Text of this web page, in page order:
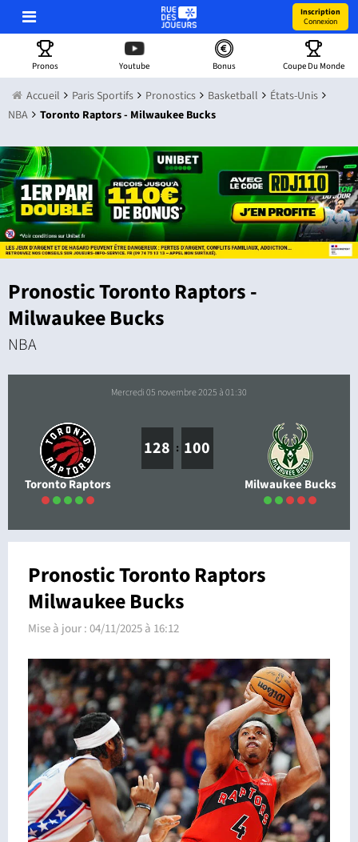
Inscription
Connexion
Pronos Youtube Bonus Coupe Du Monde
Accueil Paris Sportifs Pronostics Basketball
États-Unis
NBA
Toronto Raptors - Milwaukee Bucks
Pronostic Toronto Raptors -
Milwaukee Bucks
NBA
Toronto Raptors
128 : 100
mercredi 05 novembre 2025 à 01:30
Milwaukee Bucks
Pronostic Toronto Raptors
Milwaukee Bucks
Mise à jour :04/11/2025 à 16:12